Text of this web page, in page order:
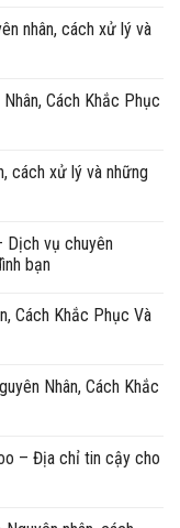
nhân, cách xử lý và
Cách Khắc Phục
cách xử lý và những
Dịch vụ chuyên
bạn
Cách Khắc Phục Và
Nhân, Cách Khắc
– Địa chỉ tin cậy cho